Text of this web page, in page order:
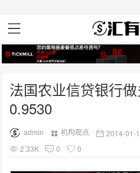
法国农业信贷银行
0.9530
admin 机构观点
2014-01-
2.33K
0 0